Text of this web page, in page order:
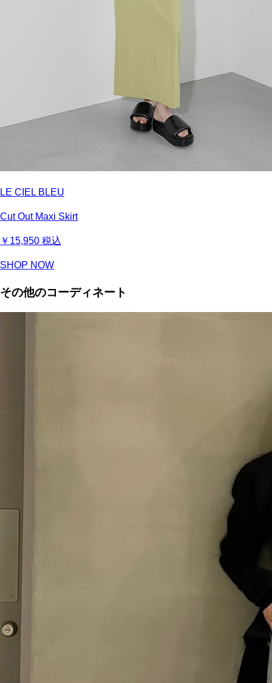
LE CIEL BLEU
Cut Out Maxi Skirt
￥15,950 税込
SHOP NOW
その他のコーディネート